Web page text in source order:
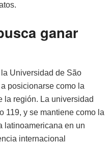
ganar
Universidad de São
posicionarse como la
la región. La universidad
119, y se mantiene como la
latinoamericana en un
internacional